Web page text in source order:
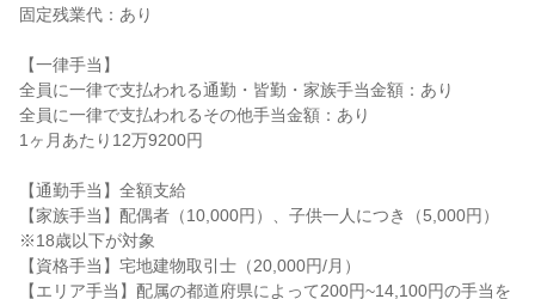
固定残業代：あり
【一律手当】
全員に一律で支払われる通勤・皆勤・家族手当金額：あり
全員に一律で支払われるその他手当金額：あり
1ヶ月あたり12万9200円
【通勤手当】全額支給
【家族手当】配偶者（10,000円）、子供一人につき（5,000円）
※18歳以下が対象
【資格手当】宅地建物取引士（20,000円/月）
【エリア手当】配属の都道府県によって200円~14,100円の手当を